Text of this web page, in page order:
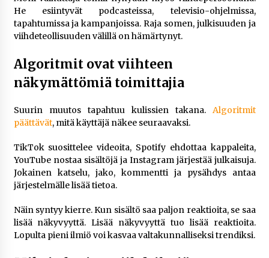
He esiintyvät podcasteissa, televisio-ohjelmissa,
tapahtumissa ja kampanjoissa. Raja somen, julkisuuden ja
viihdeteollisuuden välillä on hämärtynyt.
Algoritmit ovat viihteen
näkymättömiä toimittajia
Suurin muutos tapahtuu kulissien takana. Algoritmit
päättävät, mitä käyttäjä näkee seuraavaksi.
TikTok suosittelee videoita, Spotify ehdottaa kappaleita,
YouTube nostaa sisältöjä ja Instagram järjestää julkaisuja.
Jokainen katselu, jako, kommentti ja pysähdys antaa
järjestelmälle lisää tietoa.
Näin syntyy kierre. Kun sisältö saa paljon reaktioita, se saa
lisää näkyvyyttä. Lisää näkyvyyttä tuo lisää reaktioita.
Lopulta pieni ilmiö voi kasvaa valtakunnalliseksi trendiksi.